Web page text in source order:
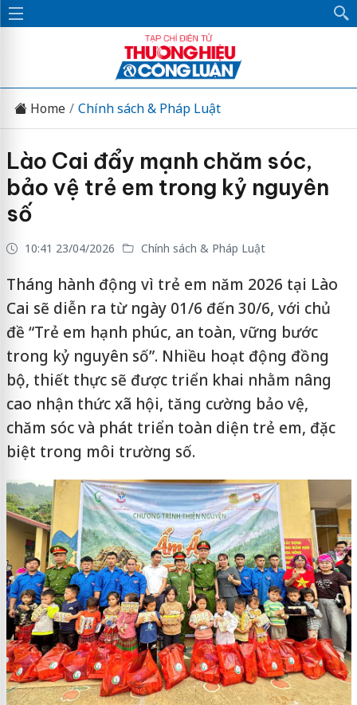
Home Chính sách & Pháp Luật
Lào Cai đẩy mạnh chăm sóc,
bảo vệ trẻ em trong kỷ nguyên
số
10:41 23/04/2026 Chính sách & Pháp Luật
Tháng hành động vì trẻ em năm 2026 tại Lào
Cai sẽ diễn ra từ ngày 01/6 đến 30/6, với chủ
đề “Trẻ em hạnh phúc, an toàn, vững bước
trong kỷ nguyên số”. Nhiều hoạt động đồng
bộ, thiết thực sẽ được triển khai nhằm nâng
cao nhận thức xã hội, tăng cường bảo vệ,
chăm sóc và phát triển toàn diện trẻ em, đặc
biệt trong môi trường số.